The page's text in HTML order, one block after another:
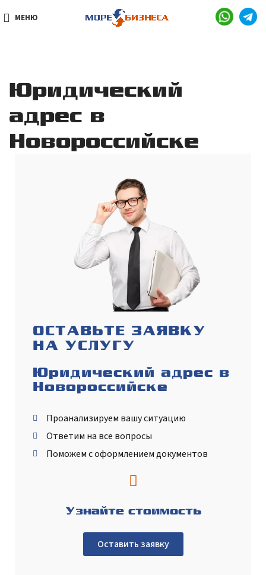
МЕНЮ
Юридический
адрес в
Новороссийске
ОСТАВЬТЕ ЗАЯВКУ
НА УСЛУГУ
Юридический адрес в
Новороссийске
Проанализируем вашу ситуацию
Ответим на все вопросы
Поможем с оформлением документов
Узнайте стоимость
Оставить заявку